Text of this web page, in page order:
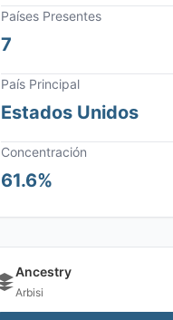
Países Presentes
7
País Principal
Estados Unidos
Concentración
61.6%
Ancestry
Arbisi